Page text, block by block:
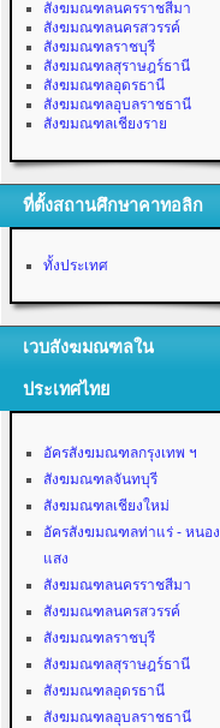
สังฆมณฑลนครราชสีมา
สังฆมณฑลนครสวรรค์
สังฆมณฑลราชบุรี
สังฆมณฑลสุราษฎร์ธานี
สังฆมณฑลอุดรธานี
สังฆมณฑลอุบลราชธานี
สังฆมณฑลเชียงราย
ที่ตั้งสถานศึกษาคาทอลิก
ทั้งประเทศ
เวบสังฆมณฑลใน
ประเทศไทย
อัครสังฆมณฑลกรุงเทพ ฯ
สังฆมณฑลจันทบุรี
สังฆมณฑลเชียงใหม่
อัครสังฆมณฑลท่าแร่ - หนอง
แสง
สังฆมณฑลนครราชสีมา
สังฆมณฑลนครสวรรค์
สังฆมณฑลราชบุรี
สังฆมณฑลสุราษฎร์ธานี
สังฆมณฑลอุดรธานี
สังฆมณฑลอุบลราชธานี